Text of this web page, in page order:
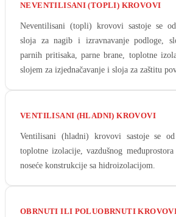
NEVENTILISANI (TOPLI) KROVOVI
Neventilisani (topli) krovovi sastoje se
sloja za nagib i izravnavanje podloge,
parnih pritisaka, parne brane, toplotne
slojem za izjednačavanje i sloja za zaštitu
VENTILISANI (HLADNI) KROVOVI
Ventilisani (hladni) krovovi sastoje se od
toplotne izolacije, vazdušnog
noseće konstrukcije sa hidroizolacijom.
OBRNUTI ILI POLUOBRNUTI